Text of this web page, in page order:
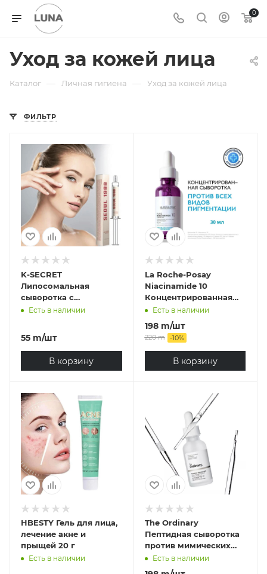
0
Уход за кожей лица
Каталог — Личная гигиена — Уход за кожей лица
ФИЛЬТР
K-SECRET
Липосомальная
сыворотка с
ретиналем 2% и
для кожи вокруг глаз
Seoul 1988 Serum:
Retinal Liposome 2% +
Black Ginseng,30 мг
Есть в наличии
55 m/шт
В корзину
La Roche-Posay
Niacinamide 10
Концентрированная
сыворотка для борьбы
против всех видов
пигментации,30мл
Есть в наличии
198m/шт
220m -10%
В корзину
HBESTY Гель для лица,
лечение акне и
прыщей 20 г
Есть в наличии
The Ordinary
Пептидная сыворотка
против мимических
морщин, The Ordinary
Argireline Solution 10%
Есть в наличии